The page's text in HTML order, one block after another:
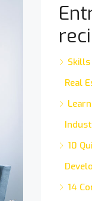
Skills
Real
10
14